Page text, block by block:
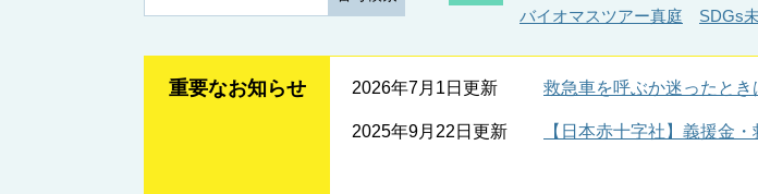
ー
バイオマスツアー真庭
SDGs
重要なお知らせ 2026年7月1日更新 救急車を呼ぶか迷ったとき
2025年9月22日更新 【日本赤十字社】義援金